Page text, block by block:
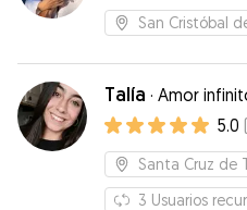
San Cristóbal
Talía · Amor
5.0 (
Santa Cruz de
3 Usuarios